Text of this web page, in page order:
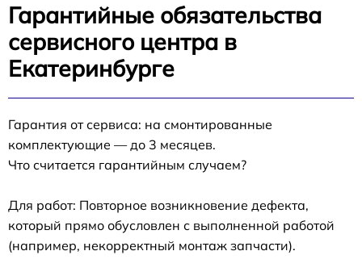
Гарантийные обязательства
сервисного центра в
Екатеринбурге
Гарантия от сервиса: на смонтированные
комплектующие — до 3 месяцев.
Что считается гарантийным случаем?
Для работ: Повторное возникновение дефекта,
который прямо обусловлен с выполненной работой
(например, некорректный монтаж запчасти).